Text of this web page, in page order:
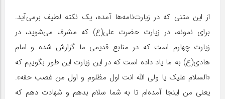
از این متنی که در زیارت‌نامه‌ها آمده، یک نکته لطیف برمی‌آید.
برای نمونه، در زیارت حضرت علی(ع) که مشرف می‌شوید، در
زیارت چهارم است که در منابع قدیمی ما گزارش شده و امام
هادی(ع) به ما یاد داده است که در این زیارت این طور بگوییم که
«السلام علیک یا ولی الله انت اول مظلوم و اول من غصب حقه».
یعنی من اینجا آمده‌ام تا به شما سلام بدهم و شهادت دهم که